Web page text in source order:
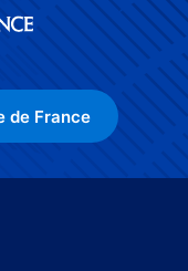
de France